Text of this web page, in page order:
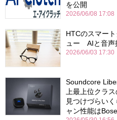
を公開
2026/06/08 17:08
HTCのスマー
ュー AIと音声
2026/06/03 17:30
Soundcore
上最上位クラ
見つけづらい
ャン性能は